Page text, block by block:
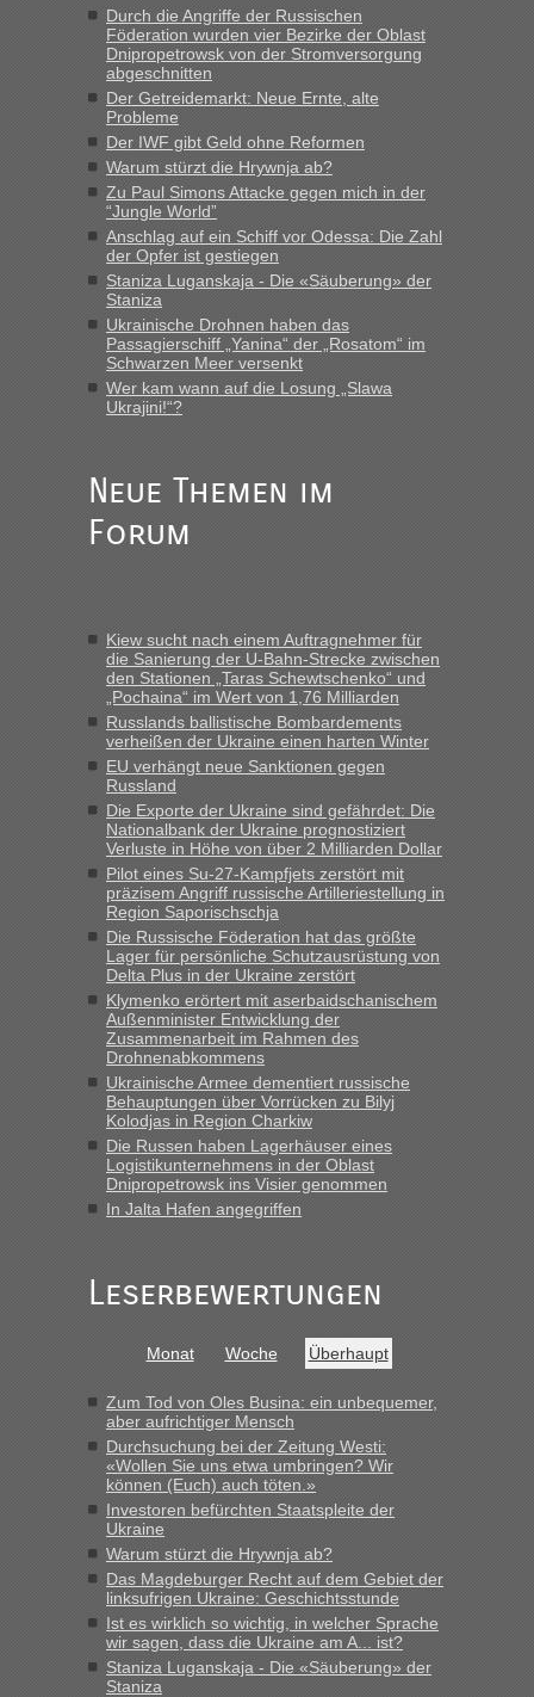
Strecke fahren wir nicht"
inBerichte und Reisetipps • Re: Mit dem Zug in
die Ukraine
„Man sollte aber explizit dazu schreiben, daß es ein Zug von
LeoExpress ist - und nur auf deren Webseite kann man die
Fahrkarten kaufen. Zumindest ist es die erste Umsteigefreie
Verbindung von Deutschland...“
Recht, Visa und Dokumente • Re: Deklaration
gebrauchter Kleidung beim Zoll
„Vielen Dank, mit einem Briefchen meiner Frau im Gepäck
gab es keine Probleme“
fast 11 Milliarden aufgedeckt
„Am besten wäre natürlich, wenn die Frau mit dabei ist.
Alleinreisende Männer stehen schließlich immer unter
Milliarden aufgedeckt
„Kein Zoll. Du musst an sich nur sagen dass das privat ist
und du nicht damit handeln willst. So lange das nicht
Originalverpackt ist und ersichlich das nicht neu sollte es
keine Probleme geben“
Recht, Visa und Dokumente • Deklaration
gebrauchter Kleidung beim Zoll
„Hallo Leute, ich weiß nicht, ob ich hier richtig bin mit meiner
Anfrage. Ich möchte 4 Umzugskartons mit gebrauchter
Straßen Kleidung bei der Einreise in die Ukraine
mitnehmen. Es ist gebrauchte Kleidung...“
Berichte und Reisetipps • Re: An welchem
Grenzübergang zwischen Polen und der Ukraine geht es am
schnellsten?
„Wir sind mit unserem Wohnmobil, wie geplant am Montag
15.6. in Krakovets rüber. Sehr zeitig los gegen 5 Uhr in der
Früh. Mit sehr sehr wenig Verkehr, super bis zur Grenze. Nur
8 PKW vor der Schranke....“
Berichte und Reisetipps • Re: An welchem
Grenzübergang zwischen Polen und der Ukraine geht es am
schnellsten?
schnell da auch Passagiere mit EU-Pass dabei waren“
Berichte und Reisetipps • Re: An welchem
Grenzübergang zwischen Polen und der Ukraine geht es am
„Bin am Montag 15.6.26 um 8 Uhr in Urgyniw ausgereist,
das erste Mal an einem Montagmorgen ca. 15 Fahrzeuge
vor mir, bin sonst der Erste oder Zweite, egal, nach ca 20
Minuten wurde dann die nächste Welle...“
Berichte und Reisetipps • Re: An welchem
Grenzübergang zwischen Polen und der Ukraine geht es am
schnellsten?
„Derzeit, ist es überall sehr voll an den Grenzen Ukraine/
Polen. Zb. Krakovets 100 PKW ca. 10 h Wartezeit. Wollen
Montag rüber, versuchen es sehr früh.“
Durch die Angriffe der Russischen
Föderation wurden vier Bezirke der Oblast
Dnipropetrowsk von der Stromversorgung
abgeschnitten
Der Getreidemarkt: Neue Ernte, alte
Probleme
Der IWF gibt Geld ohne Reformen
Warum stürzt die Hrywnja ab?
Zu Paul Simons Attacke gegen mich in der
“Jungle World”
Anschlag auf ein Schiff vor Odessa: Die Zahl
der Opfer ist gestiegen
Staniza Luganskaja - Die «Säuberung» der
Staniza
Ukrainische Drohnen haben das
Passagierschiff „Yanina“ der „Rosatom“ im
Schwarzen Meer versenkt
Wer kam wann auf die Losung „Slawa
Ukrajini!“?
Neue Themen im
Forum
Kiew sucht nach einem Auftragnehmer für
die Sanierung der U-Bahn-Strecke zwischen
den Stationen „Taras Schewtschenko“ und
„Pochaina“ im Wert von 1,76 Milliarden
Russlands ballistische Bombardements
verheißen der Ukraine einen harten Winter
EU verhängt neue Sanktionen gegen
Russland
Die Exporte der Ukraine sind gefährdet: Die
Nationalbank der Ukraine prognostiziert
Verluste in Höhe von über 2 Milliarden Dollar
Pilot eines Su-27-Kampfjets zerstört mit
präzisem Angriff russische Artilleriestellung in
Region Saporischschja
Die Russische Föderation hat das größte
Lager für persönliche Schutzausrüstung von
Delta Plus in der Ukraine zerstört
Klymenko erörtert mit aserbaidschanischem
Außenminister Entwicklung der
Zusammenarbeit im Rahmen des
Drohnenabkommens
Ukrainische Armee dementiert russische
Behauptungen über Vorrücken zu Bilyj
Kolodjas in Region Charkiw
Die Russen haben Lagerhäuser eines
Logistikunternehmens in der Oblast
Dnipropetrowsk ins Visier genommen
In Jalta Hafen angegriffen
Leserbewertungen
Monat Woche Überhaupt
Zum Tod von Oles Busina: ein unbequemer,
aber aufrichtiger Mensch
Durchsuchung bei der Zeitung Westi:
«Wollen Sie uns etwa umbringen? Wir
können (Euch) auch töten.»
Investoren befürchten Staatspleite der
Ukraine
Warum stürzt die Hrywnja ab?
Das Magdeburger Recht auf dem Gebiet der
linksufrigen Ukraine: Geschichtsstunde
Ist es wirklich so wichtig, in welcher Sprache
wir sagen, dass die Ukraine am A... ist?
Staniza Luganskaja - Die «Säuberung» der
Staniza